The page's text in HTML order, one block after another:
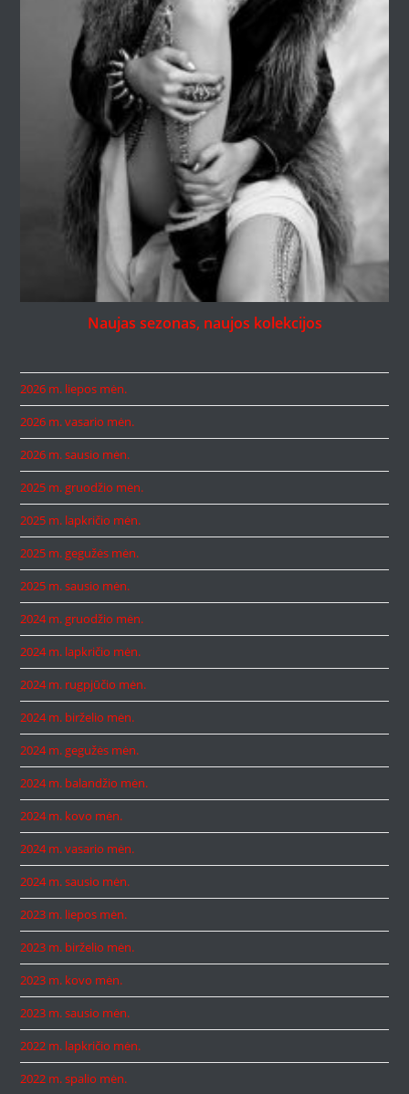
Naujas sezonas, naujos kolekcijos
2026 m. liepos mėn.
2026 m. vasario mėn.
2026 m. sausio mėn.
2025 m. gruodžio mėn.
2025 m. lapkričio mėn.
2025 m. gegužės mėn.
2025 m. sausio mėn.
2024 m. gruodžio mėn.
2024 m. lapkričio mėn.
2024 m. rugpjūčio mėn.
2024 m. birželio mėn.
2024 m. gegužės mėn.
2024 m. balandžio mėn.
2024 m. kovo mėn.
2024 m. vasario mėn.
2024 m. sausio mėn.
2023 m. liepos mėn.
2023 m. birželio mėn.
2023 m. kovo mėn.
2023 m. sausio mėn.
2022 m. lapkričio mėn.
2022 m. spalio mėn.